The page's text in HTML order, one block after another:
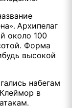
». Архипелаг
около 100
Форма
высокой
набегам
в